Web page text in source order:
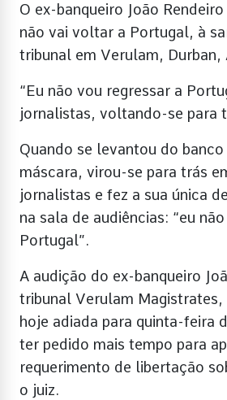
O ex-banqueiro João
não vai voltar a Portugal, à
tribunal em Verulam, Durban,
“Eu não vou regressar a
jornalistas, voltando-se para
Quando se levantou do
máscara, virou-se para trás
jornalistas e fez a sua única
na sala de audiências: “eu
Portugal”.
A audição do ex-banqueiro
tribunal Verulam Magistrates,
hoje adiada para quinta-feira
ter pedido mais tempo para
requerimento de libertação
o juiz.